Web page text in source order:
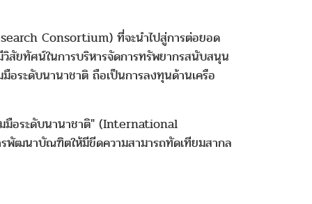
Consortium) ที่จะนำไปสู่การต่อยอด
ยทัศน์ในการบริหารจัดการทรัพยากรสนับสนุน
อระดับนานาชาติ ถือเป็นการลงทุนด้านเครือ
มือระดับนานาชาติ" (International
ฒนาบัณฑิตให้มีขีดความสามารถทัดเทียมสากล